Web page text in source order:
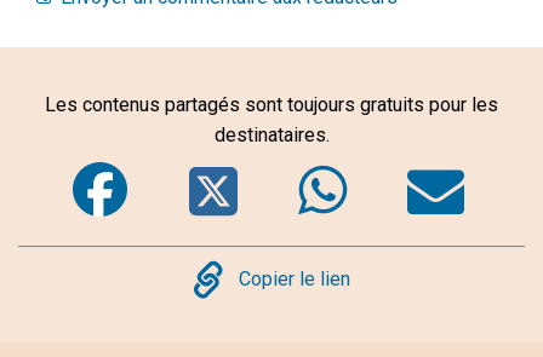
Les contenus partagés sont toujours gratuits pour les
destinataires.
Facebook
Twitter
Copy
Copier le lien